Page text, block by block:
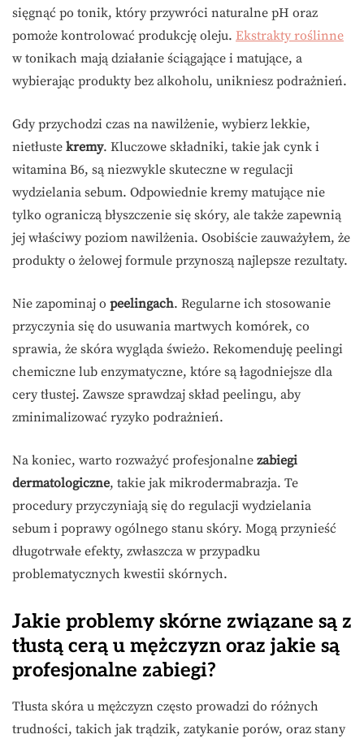
sięgnąć po tonik, który przywróci naturalne pH oraz
pomoże kontrolować produkcję oleju. Ekstrakty roślinne
w tonikach mają działanie ściągające i matujące, a
wybierając produkty bez alkoholu, unikniesz podrażnień.
Gdy przychodzi czas na nawilżenie, wybierz lekkie,
nietłuste kremy. Kluczowe składniki, takie jak cynk i
witamina B6, są niezwykle skuteczne w regulacji
wydzielania sebum. Odpowiednie kremy matujące nie
tylko ograniczą błyszczenie się skóry, ale także zapewnią
jej właściwy poziom nawilżenia. Osobiście zauważyłem, że
produkty o żelowej formule przynoszą najlepsze rezultaty.
Nie zapominaj o peelingach. Regularne ich stosowanie
przyczynia się do usuwania martwych komórek, co
sprawia, że skóra wygląda świeżo. Rekomenduję peelingi
chemiczne lub enzymatyczne, które są łagodniejsze dla
cery tłustej. Zawsze sprawdzaj skład peelingu, aby
zminimalizować ryzyko podrażnień.
Na koniec, warto rozważyć profesjonalne zabiegi
dermatologiczne, takie jak mikrodermabrazja. Te
procedury przyczyniają się do regulacji wydzielania
sebum i poprawy ogólnego stanu skóry. Mogą przynieść
długotrwałe efekty, zwłaszcza w przypadku
problematycznych kwestii skórnych.
Jakie problemy skórne związane są z
tłustą cerą u mężczyzn oraz jakie są
profesjonalne zabiegi?
Tłusta skóra u mężczyzn często prowadzi do różnych
trudności, takich jak trądzik, zatykanie porów, oraz stany